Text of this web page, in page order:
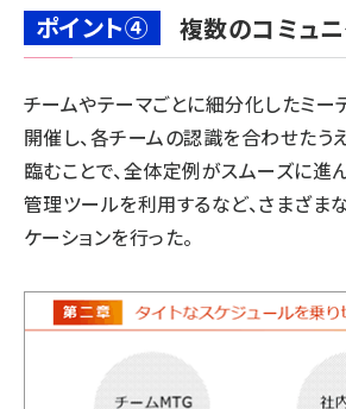
ポイント④ 複数のコミュ
チームやテーマごとに細分化したミー
開催し、各チームの認識を合わせた
臨むことで、全体定例がスムーズに進
管理ツールを利用するなど、さまざま
ケーションを行った。